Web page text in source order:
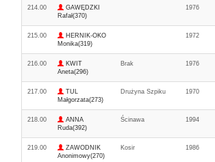
214.00
GAWĘDZKI
Rafał(370)
1976
215.00
HERNIK-OKO
Monika(319)
1972
216.00
KWIT
Aneta(296)
Brak 1976
217.00
TUL
Małgorzata(273)
Drużyna Szpiku 1970
218.00
ANNA
Ruda(392)
Ścinawa 1994
219.00
ZAWODNIK
Anonimowy(270)
Kosir 1986